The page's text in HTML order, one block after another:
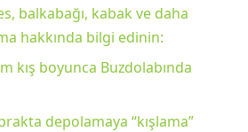
balkabağı, kabak ve daha
hakkında bilgi edinin:
kış boyunca Buzdolabında
depolamaya “kışlama”